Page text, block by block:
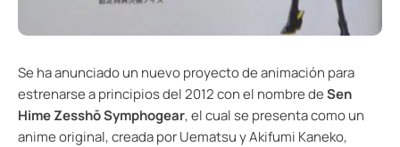
Se ha anunciado un nuevo proyecto de animación para
estrenarse a principios del 2012 con el nombre deSen
Hime Zesshō Symphogear, el cual se presenta como un
anime original, creada por Uematsu y Akifumi Kaneko,